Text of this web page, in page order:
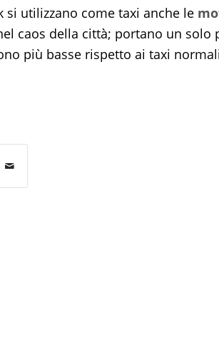
utilizzano come taxi anche le
caos della città; portano un solo
più basse rispetto ai taxi